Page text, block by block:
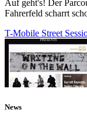
Auf geht's! Der
Fahrerfeld scharrt
T-Mobile Street
News